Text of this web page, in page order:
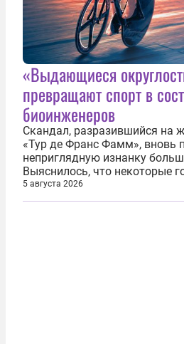
«Выдающиеся
превращают спорт в
биоинженеров
Скандал, разразившийся на
«Тур де Франс Фамм», вновь
неприглядную изнанку
Выяснилось, что некоторые
размер груди ради
фасадом труда, мастерства,
5 августа 2026